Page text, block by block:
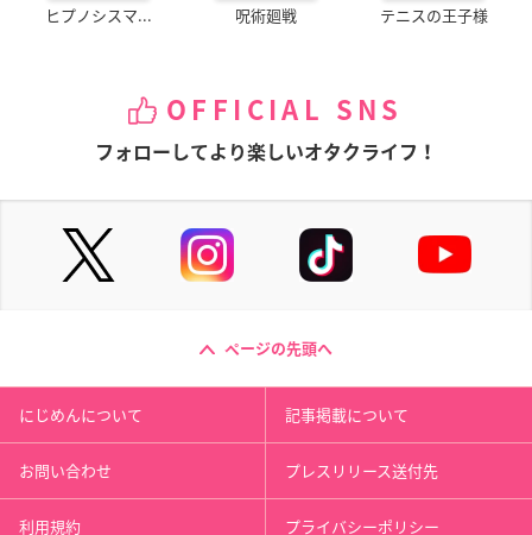
ヒプノシスマ... 呪術廻戦 テニスの王子様
OFFICIAL SNS
フォローしてより楽しいオタクライフ！
ページの先頭へ
にじめんについて 記事掲載について
お問い合わせ プレスリリース送付先
利用規約 プライバシーポリシー